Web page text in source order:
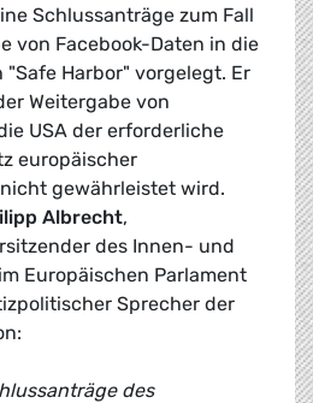
Schlussanträge zum Fall
von Facebook-Daten in die
"Safe Harbor" vorgelegt. Er
Weitergabe von
USA der erforderliche
europäischer
gewährleistet wird.
Albrecht,
des Innen- und
Europäischen Parlament
Sprecher der
des